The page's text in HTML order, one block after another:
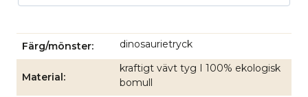
Färg/mönster dinosaurietryck
Material
kraftigt vävt tyg I 100% ekologisk
bomull